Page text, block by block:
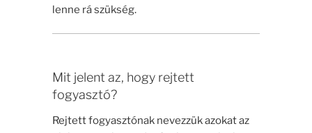
lenne rá szükség.
Mit jelent az, hogy rejtett
fogyasztó?
Rejtett fogyasztónak nevezzük azokat az